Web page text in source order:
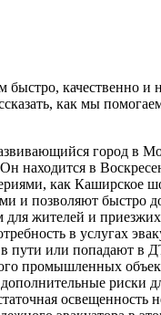
быстро, качественно и
как мы
город в
находится в
как Каширское
и позволяют быстро
для жителей и
в услугах
в пути или попадают в
промышленных
риски
освещенность